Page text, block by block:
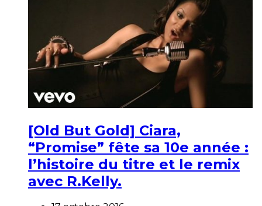
[Old But Gold] Ciara,
“Promise” fête sa 10e année :
l’histoire du titre et le remix
avec R.Kelly.